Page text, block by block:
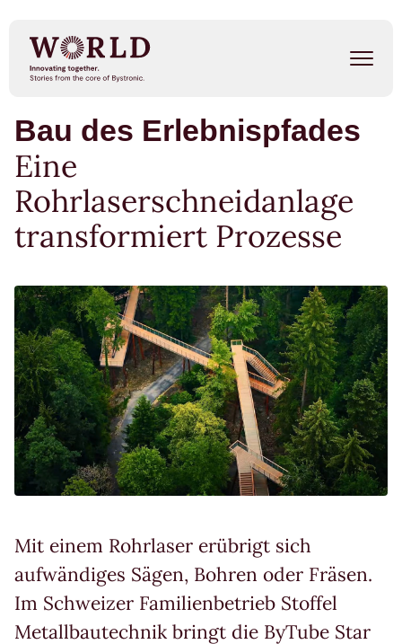
Inhalt
Success Stories
Our People
METAL SHAPE SHIFTERS
Listen on Spotify
Bau des Erlebnispfades
Eine
Rohrlaserschneidanlage
transformiert Prozesse
Mit einem Rohrlaser erübrigt sich
aufwändiges Sägen, Bohren oder Fräsen.
Im Schweizer Familienbetrieb Stoffel
Metallbautechnik bringt die ByTube Star